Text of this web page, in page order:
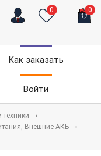
0 0
Как заказать
Войти
Внешние АКБ